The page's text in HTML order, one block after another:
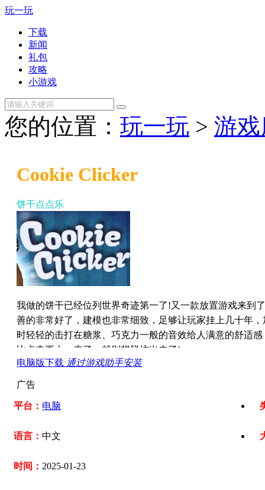
玩一玩
下载
新闻
礼包
攻略
小游戏
您的位置： 玩一玩 > 游
Cookie Clicker
饼干点点乐
我做的饼干已经位列世界奇迹第一了!又一款放置游戏来到
善的非常好了，建模也非常细致，足够让玩家挂上几十年
时轻轻的击打在糖浆、巧克力一般的音效给人满意的舒适
比点击更大。来了，就别想脱坑出去了!
电脑版下载 通过游戏助手安装
广告
平台： 电脑
语言： 中文
时间： 2025-01-23